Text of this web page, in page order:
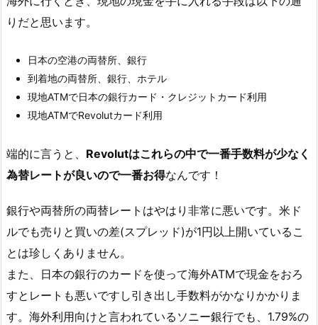
りだと思います。
日本の空港の両替所、銀行
到着地の両替所、銀行、ホテル
現地ATMで日本の銀行カード・クレジットカード利用
現地ATMでRevolutカード利用
端的に言うと、 Revolutはこれらの中で一番手数料が少なく
為替レートが良いので一番お得なんです！
銀行や両替所の両替レートはやはり非常に悪いです。米ド
ルでも売りと買いの差(スプレッド)が1円以上開いているこ
とは珍しくありません。
また、日本の銀行のカードを使って海外ATMで現金をおろ
すとレートも悪いですし引き出し手数料がかなりかかりま
す。海外利用向けと言われているソニー銀行でも、1.79%の